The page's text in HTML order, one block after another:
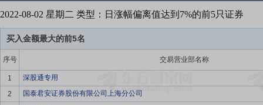
2022-08-02 星期二 类型：日涨幅偏离值达到7%的前5只证券
买入金额最大的前5名
序号 交易营业部名称
1
深股通专用
2
国泰君安证券股份有限公司上海分公司